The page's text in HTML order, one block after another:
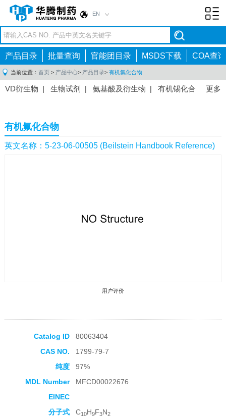
EN
产品目录 批量查询 官能团目录 MSDS下载 COA查询
当前位置： 首页 > 产品中心> 产品目录> 有机氟化合物
更多
VD衍生物 | 生物试剂 | 氨基酸及衍生物 | 有机锡化合
间体|抗高血压药物中间体
感染药物中间体|
体|抗精神病药物中间体 |
有机氟化合物
英文名称：5-23-06-00505 (Beilstein Handbook Reference)
用户评价
Catalog ID
80063404
CAS NO.
1799-79-7
纯度
97%
MDL Number
MFCD00022676
EINEC
分子式
C10H9F3N2